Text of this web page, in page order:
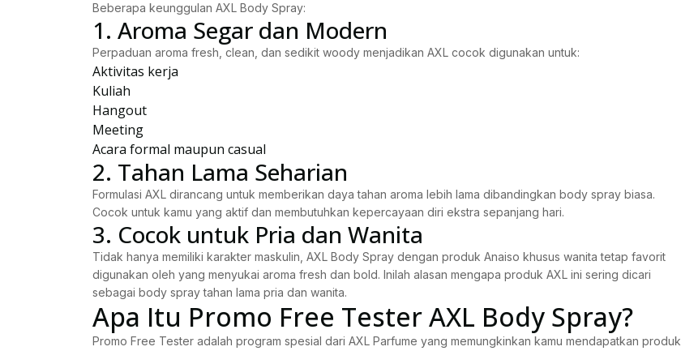
Beberapa keunggulan AXL Body Spray:
1. Aroma Segar dan Modern
Perpaduan aroma fresh, clean, dan sedikit woody menjadikan AXL cocok digunakan untuk:
Aktivitas kerja
Kuliah
Hangout
Meeting
Acara formal maupun casual
2. Tahan Lama Seharian
Formulasi AXL dirancang untuk memberikan daya tahan aroma lebih lama dibandingkan body spray biasa.
Cocok untuk kamu yang aktif dan membutuhkan kepercayaan diri ekstra sepanjang hari.
3. Cocok untuk Pria dan Wanita
Tidak hanya memiliki karakter maskulin, AXL Body Spray dengan produk Anaiso khusus wanita tetap favorit
digunakan oleh yang menyukai aroma fresh dan bold. Inilah alasan mengapa produk AXL ini sering dicari
sebagai body spray tahan lama pria dan wanita.
Apa Itu Promo Free Tester AXL Body Spray?
Promo Free Tester adalah program spesial dari AXL Parfume yang memungkinkan kamu mendapatkan produk